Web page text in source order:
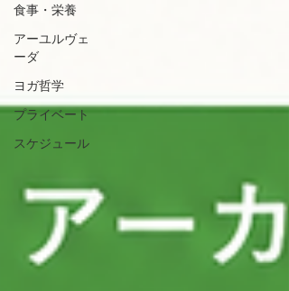
食事・栄養
アーユルヴェ
ーダ
ヨガ哲学
プライベート
スケジュール